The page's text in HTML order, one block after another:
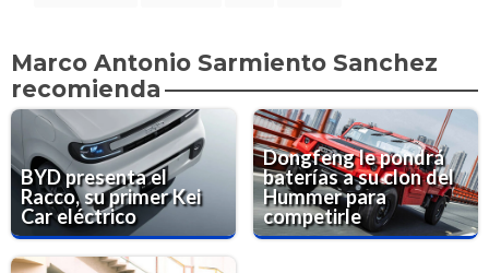
Marco Antonio Sarmiento Sanchez
recomienda
BYD presenta el
Racco, su primer Kei
Car eléctrico
Dongfeng le pondrá
baterías a su clon del
Hummer para
competirle